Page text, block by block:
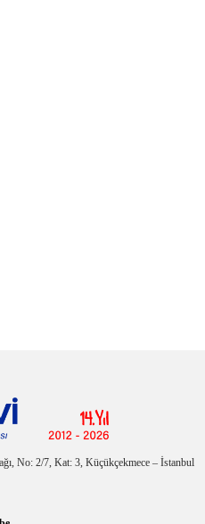
No: 2/7, Kat: 3, Küçükçekmece – İstanbul